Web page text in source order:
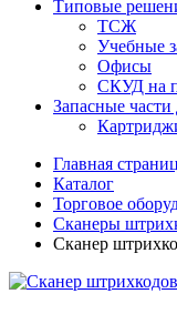
Типовые
ТСЖ
Учебные
Офисы
СКУД на
Запасные части
Главная
Каталог
Торговое
Сканеры
Сканер